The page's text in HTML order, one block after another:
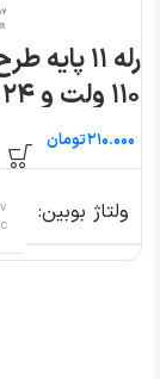
رله ۱۱
۱۱۰ ولت و ۲۴ ولت AC
تومان
ولتاژ بوبین